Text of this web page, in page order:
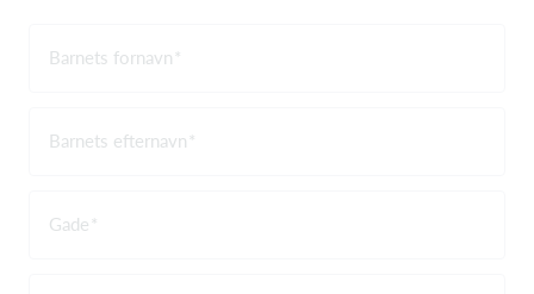
Barnets fornavn
Barnets efternavn
Gade